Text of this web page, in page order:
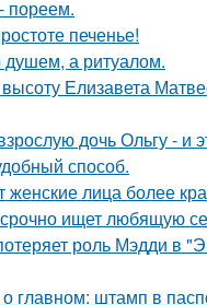
пореем.
печенье!
душем, а ритуалом.
Елизавета
дочь Ольгу - и
способ.
лица более
ищет любящую
роль Мэдди в
главном: штамп в